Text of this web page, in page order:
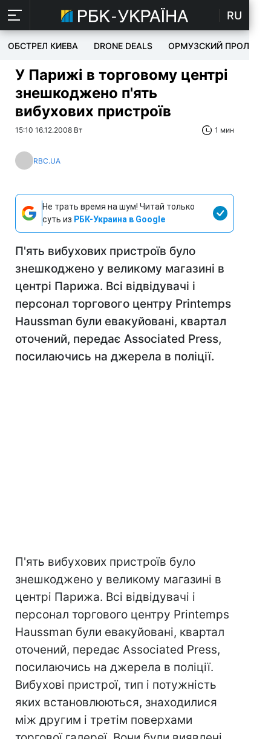
RU
ОБСТРЕЛ КИЕВА DRONE DEALS ОРМУЗСКИЙ ПРОЛИВ
У Парижі в торговому центрі
знешкоджено п'ять
вибухових пристроїв
15:10 16.12.2008 Вт 1 мин
RBC.UA
Не трать время на шум! Читай только
суть из РБК-Украина в Google
П'ять вибухових пристроїв було
знешкоджено у великому магазині в
центрі Парижа. Всі відвідувачі і
персонал торгового центру Printemps
Haussman були евакуйовані, квартал
оточений, передає Associated Press,
посилаючись на джерела в поліції.
П'ять вибухових пристроїв було
знешкоджено у великому магазині в
центрі Парижа. Всі відвідувачі і
персонал торгового центру Printemps
Haussman були евакуйовані, квартал
оточений, передає Associated Press,
посилаючись на джерела в поліції.
Вибухові пристрої, тип і потужність
яких встановлюються, знаходилися
між другим і третім поверхами